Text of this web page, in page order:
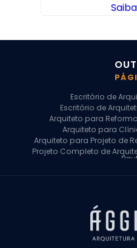
Escritório de
Escritório de
Arquiteto para
Arquiteto para
Arquiteto para Projeto de
Projeto Completo de
Arquiteto para Projeto
Arquiteto
Arquiteto para
Arquiteto para